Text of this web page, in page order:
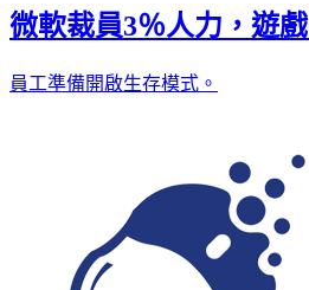
微軟裁員3％人力，遊
員工準備開啟生存模式。